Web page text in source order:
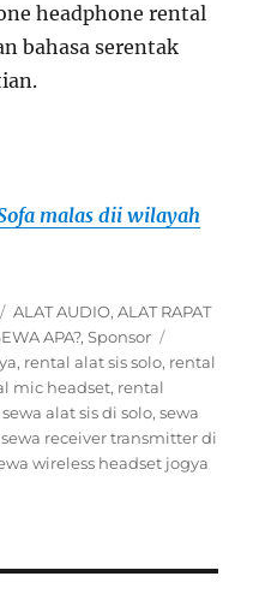
headphone rental
bahasa serentak
malas dii wilayah
Categories
ALAT AUDIO,ALAT RAPAT
APA?,Sponsor
, rental alat sis solo, rental
mic headset, rental
sewa alat sis di solo,sewa
sewa receiver transmitter di
wireless headset jogya